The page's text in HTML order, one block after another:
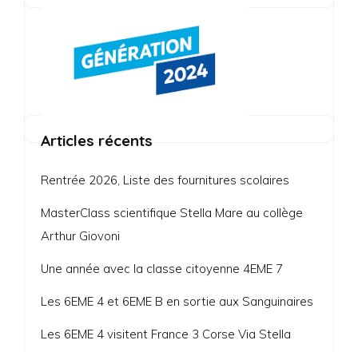
Articles récents
Rentrée 2026, Liste des fournitures scolaires
MasterClass scientifique Stella Mare au collège
Arthur Giovoni
Une année avec la classe citoyenne 4EME 7
Les 6EME 4 et 6EME B en sortie aux Sanguinaires
Les 6EME 4 visitent France 3 Corse Via Stella